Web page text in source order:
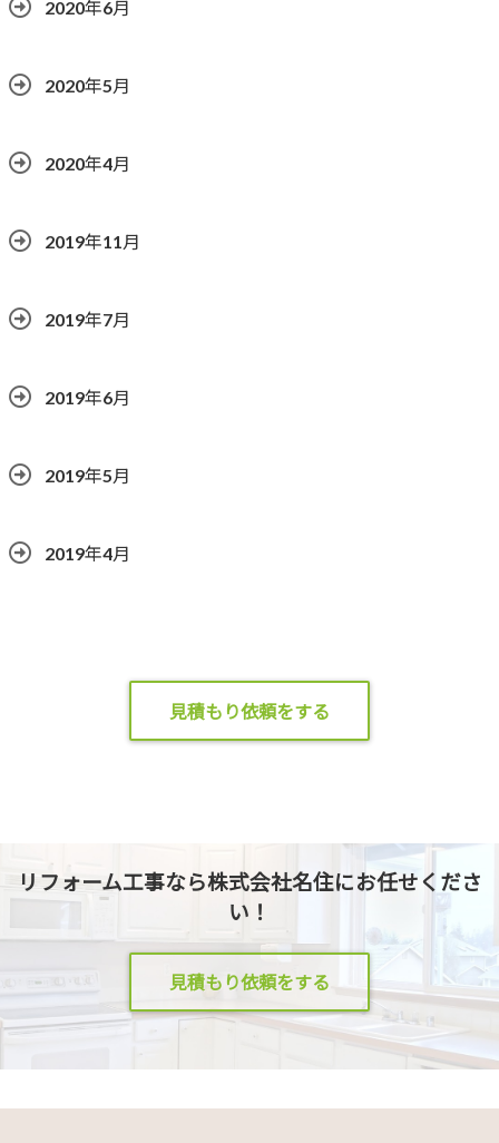
2020年6月
2020年5月
2020年4月
2019年11月
2019年7月
2019年6月
2019年5月
2019年4月
見積もり依頼をする
リフォーム工事なら株式会社名住にお任せくださ
い！
見積もり依頼をする